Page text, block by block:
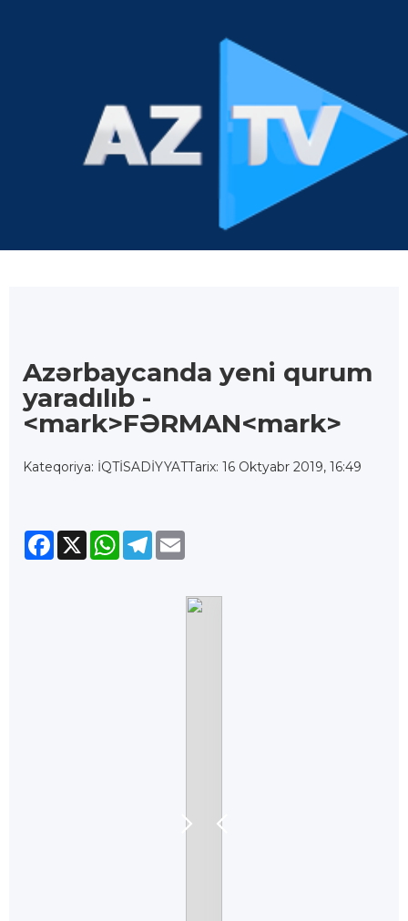
Azərbaycanda yeni qurum
yaradılıb -
<mark>FƏRMAN<mark>
Kateqoriya: İQTİSADİYYATTarix: 16 Oktyabr 2019, 16:49
Facebook
X WhatsApp
Telegram